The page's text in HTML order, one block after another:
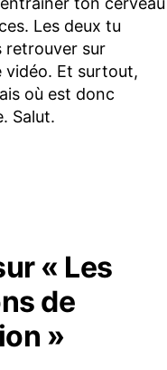
Les deux tu
retrouver sur
vidéo. Et surtout,
où est donc
Salut.
« Les
de
»